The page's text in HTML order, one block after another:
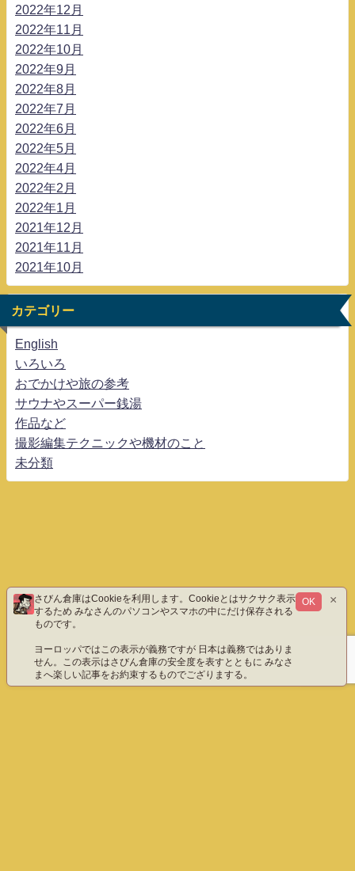
2022年12月
2022年11月
2022年10月
2022年9月
2022年8月
2022年7月
2022年6月
2022年5月
2022年4月
2022年2月
2022年1月
2021年12月
2021年11月
2021年10月
カテゴリー
English
いろいろ
おでかけや旅の参考
サウナやスーパー銭湯
作品など
撮影編集テクニックや機材のこと
未分類
さびん倉庫はCookieを利用します。Cookieとはサクサク表示
するため みなさんのパソコンやスマホの中にだけ保存される
ものです。
ヨーロッパではこの表示が義務ですが 日本は義務ではありま
せん。この表示はさびん倉庫の安全度を表すとともに みなさ
まへ楽しい記事をお約束するものでござりまする。
OK ×